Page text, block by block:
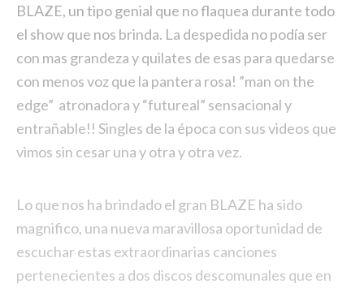
BLAZE, un tipo genial que no flaquea durante todo
el show que nos brinda. La despedida no podía ser
con mas grandeza y quilates de esas para quedarse
con menos voz que la pantera rosa! ”man on the
edge” atronadora y “futureal” sensacional y
entrañable!! Singles de la época con sus videos que
vimos sin cesar una y otra y otra vez.
Lo que nos ha brindado el gran BLAZE ha sido
magnifico, una nueva maravillosa oportunidad de
escuchar estas extraordinarias canciones
pertenecientes a dos discos descomunales que en